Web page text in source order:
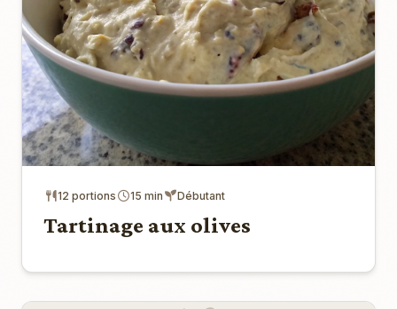
12 portions 15 min Débutant
Tartinage aux olives